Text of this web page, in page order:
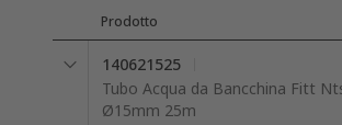
Prodotto
140621525
Tubo Acqua da Bancchina Fitt
Ø15mm 25m